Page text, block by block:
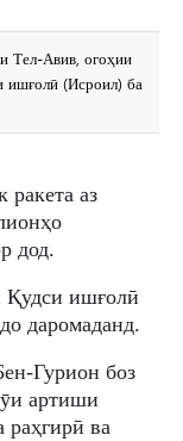
Тел-Авив, огоҳии
ишғолӣ (Исроил) ба
ракета аз
дод.
Қудси ишғолӣ
даромаданд.
Гурион боз
артиши
раҳгирӣ ва